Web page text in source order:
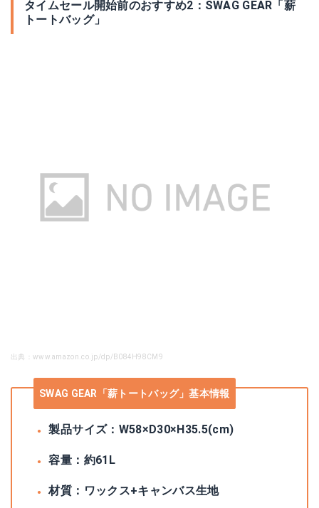
タイムセール開始前のおすすめ2：SWAG GEAR「薪
トートバッグ」
出典：www.amazon.co.jp/dp/B084H98CM9
SWAG GEAR「薪トートバッグ」基本情報
製品サイズ：W58×D30×H35.5(cm)
容量：約61L
材質：ワックス+キャンバス生地